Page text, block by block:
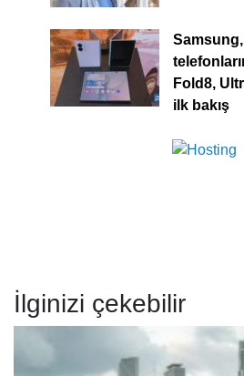
Fold8,
ilk bakış
İlginizi çekebilir